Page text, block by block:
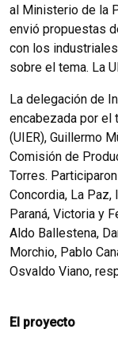
al Ministerio de la
envió propuestas
con los
sobre el tema. La
La delegación de
encabezada por el
(UIER), Guillermo
Comisión de
Torres.
Concordia, La Paz,
Paraná, Victoria y
Aldo Ballestena,
Morchio, Pablo
Osvaldo Viano,
El proyecto